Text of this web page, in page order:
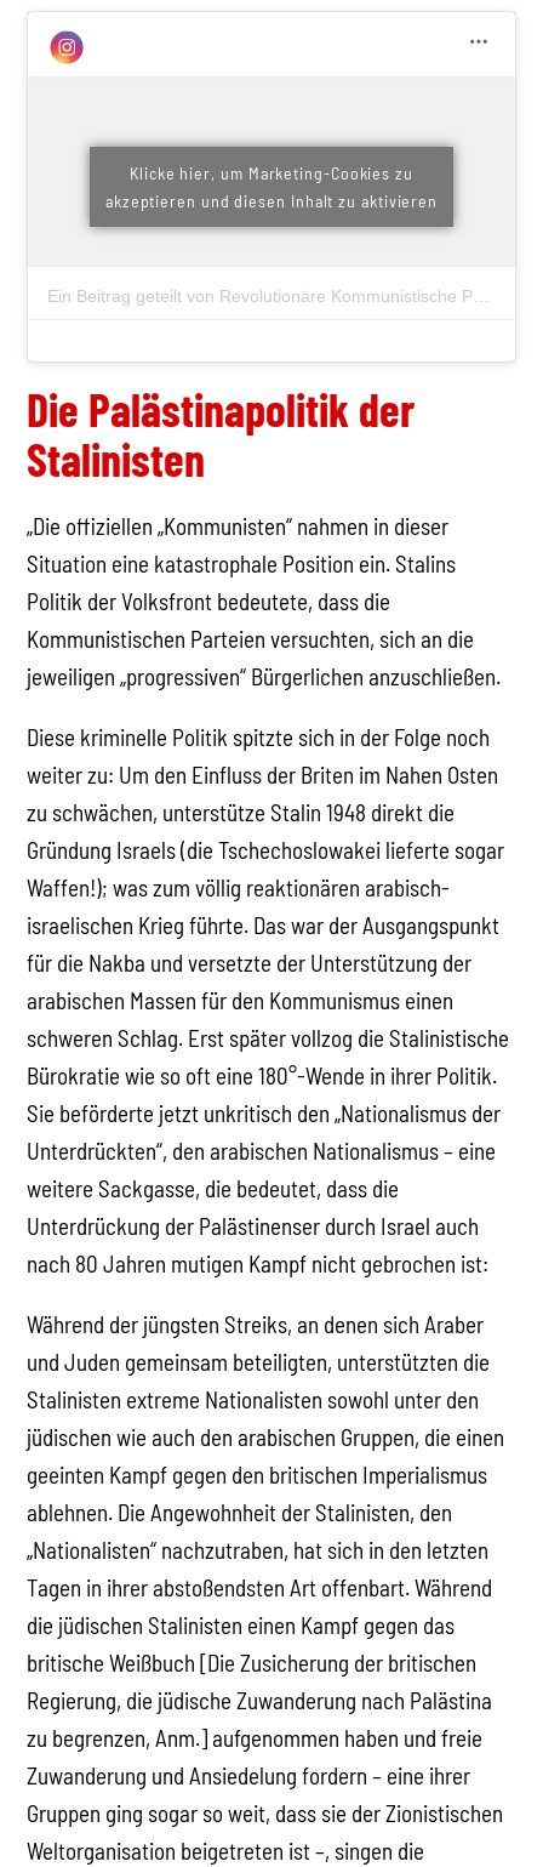
Klicke hier, um Marketing-Cookies zu
akzeptieren und diesen Inhalt zu aktivieren
Die Palästinapolitik der
Stalinisten
„Die offiziellen „Kommunisten“ nahmen in dieser
Situation eine katastrophale Position ein. Stalins
Politik der Volksfront bedeutete, dass die
Kommunistischen Parteien versuchten, sich an die
jeweiligen „progressiven“ Bürgerlichen anzuschließen.
Diese kriminelle Politik spitzte sich in der Folge noch
weiter zu: Um den Einfluss der Briten im Nahen Osten
zu schwächen, unterstütze Stalin 1948 direkt die
Gründung Israels (die Tschechoslowakei lieferte sogar
Waffen!); was zum völlig reaktionären arabisch-
israelischen Krieg führte. Das war der Ausgangspunkt
für die Nakba und versetzte der Unterstützung der
arabischen Massen für den Kommunismus einen
schweren Schlag. Erst später vollzog die Stalinistische
Bürokratie wie so oft eine 180°-Wende in ihrer Politik.
Sie beförderte jetzt unkritisch den „Nationalismus der
Unterdrückten“, den arabischen Nationalismus – eine
weitere Sackgasse, die bedeutet, dass die
Unterdrückung der Palästinenser durch Israel auch
nach 80 Jahren mutigen Kampf nicht gebrochen ist:
Während der jüngsten Streiks, an denen sich Araber
und Juden gemeinsam beteiligten, unterstützten die
Stalinisten extreme Nationalisten sowohl unter den
jüdischen wie auch den arabischen Gruppen, die einen
geeinten Kampf gegen den britischen Imperialismus
ablehnen. Die Angewohnheit der Stalinisten, den
„Nationalisten“ nachzutraben, hat sich in den letzten
Tagen in ihrer abstoßendsten Art offenbart. Während
die jüdischen Stalinisten einen Kampf gegen das
britische Weißbuch [Die Zusicherung der britischen
Regierung, die jüdische Zuwanderung nach Palästina
zu begrenzen, Anm.] aufgenommen haben und freie
Zuwanderung und Ansiedelung fordern – eine ihrer
Gruppen ging sogar so weit, dass sie der Zionistischen
Weltorganisation beigetreten ist –, singen die